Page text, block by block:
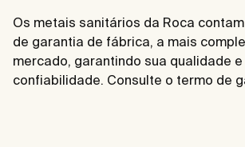
Os metais sanitários da Roca
de garantia de fábrica, a mais
mercado, garantindo sua qualidade e
confiabilidade. Consulte o termo de